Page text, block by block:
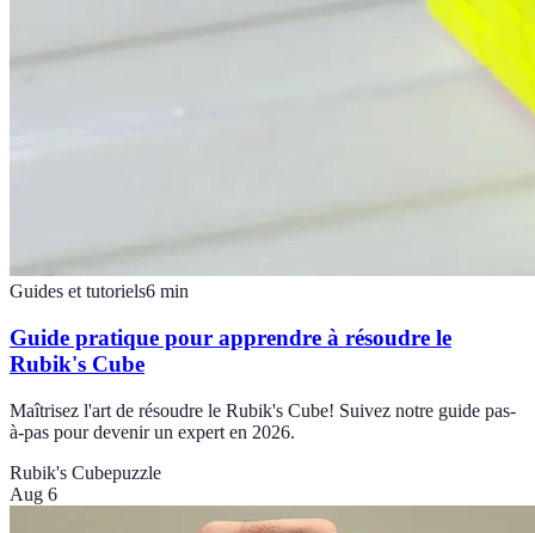
Guides et tutoriels6 min
Guide pratique pour apprendre à résoudre le
Rubik's Cube
Maîtrisez l'art de résoudre le Rubik's Cube! Suivez notre guide pas-
à-pas pour devenir un expert en 2026.
Rubik's Cubepuzzle
Aug 6